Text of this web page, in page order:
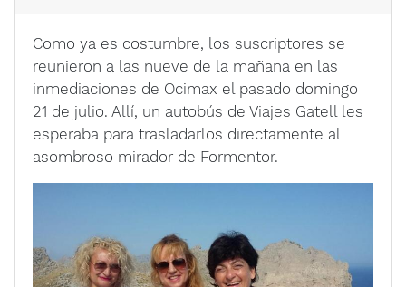
Como ya es costumbre, los suscriptores se
reunieron a las nueve de la mañana en las
inmediaciones de Ocimax el pasado domingo
21 de julio. Allí, un autobús de Viajes Gatell les
esperaba para trasladarlos directamente al
asombroso mirador de Formentor.